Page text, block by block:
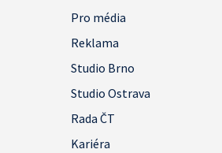
Pro média
Reklama
Studio Brno
Studio Ostrava
Rada ČT
Kariéra